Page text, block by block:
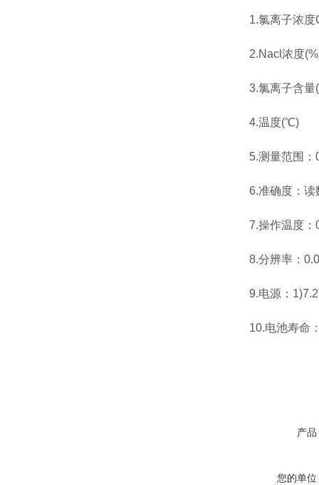
1.氯离子浓度
2.Nacl浓度
3.氯离子含量
4.温度(℃)
5.测量范围：
6.准确度：读
7.操作温度：
8.分辨率：
9.电源：
10.电池寿命：
产品
您的单位